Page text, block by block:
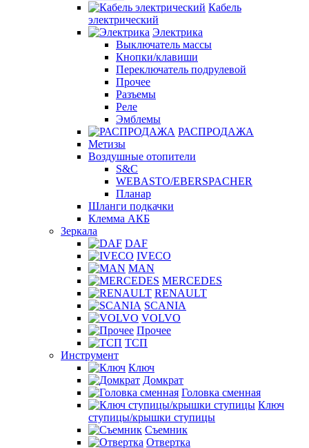
Кабель
электрический
Электрика
Выключатель массы
Кнопки/клавиши
Переключатель подрулевой
Прочее
Разъемы
Реле
Эмблемы
РАСПРОДАЖА
Метизы
Воздушные отопители
S&C
WEBASTO/EBERSPACHER
Планар
Шланги подкачки
Клемма АКБ
Зеркала
DAF
IVECO
MAN
MERCEDES
RENAULT
SCANIA
VOLVO
Прочее
ТСП
Инструмент
Ключ
Домкрат
Головка сменная
Ключ
ступицы/крышки ступицы
Съемник
Отвертка